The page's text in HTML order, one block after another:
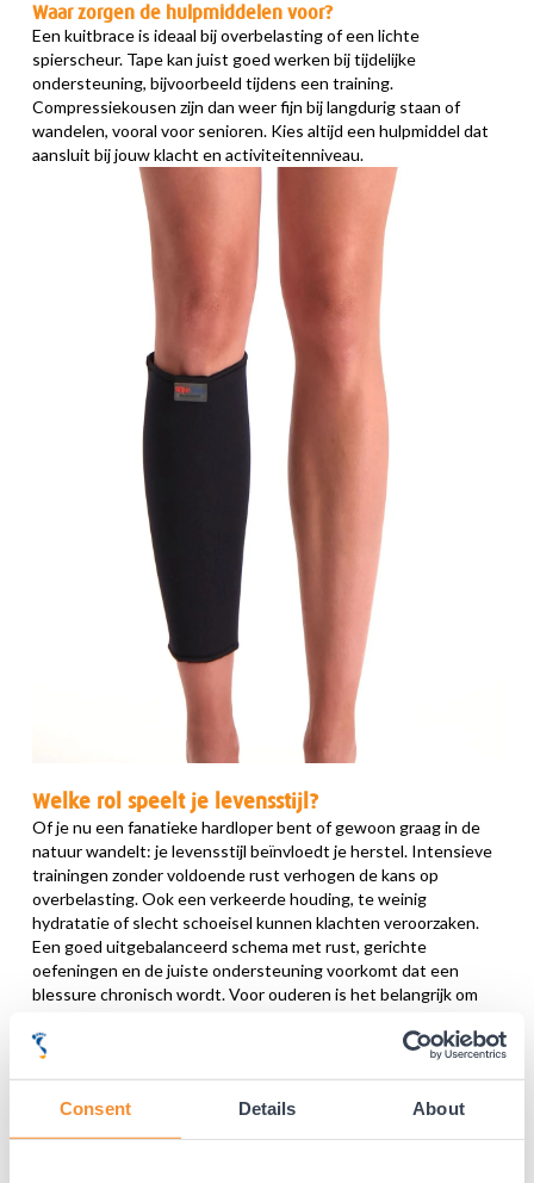
Consent Details About
Waar zorgen de hulpmiddelen voor?
Een kuitbrace is ideaal bij overbelasting of een lichte
spierscheur. Tape kan juist goed werken bij tijdelijke
ondersteuning, bijvoorbeeld tijdens een training.
Compressiekousen zijn dan weer fijn bij langdurig staan of
wandelen, vooral voor senioren. Kies altijd een hulpmiddel dat
aansluit bij jouw klacht en activiteitenniveau.
Welke rol speelt je levensstijl?
Of je nu een fanatieke hardloper bent of gewoon graag in de
natuur wandelt: je levensstijl beïnvloedt je herstel. Intensieve
trainingen zonder voldoende rust verhogen de kans op
overbelasting. Ook een verkeerde houding, te weinig
hydratatie of slecht schoeisel kunnen klachten veroorzaken.
Een goed uitgebalanceerd schema met rust, gerichte
oefeningen en de juiste ondersteuning voorkomt dat een
blessure chronisch wordt. Voor ouderen is het belangrijk om
kiezen van de juiste brace of kous helpt daarbij, vooral als deze
comfortabel is en makkelijk in gebruik.
Wat kan een fysiotherapeut betekenen?
Heb je twijfels over je blessure of blijft de pijn in je kuit